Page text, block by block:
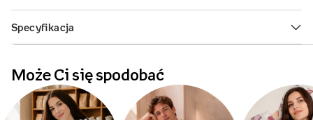
Może Ci się spodobać